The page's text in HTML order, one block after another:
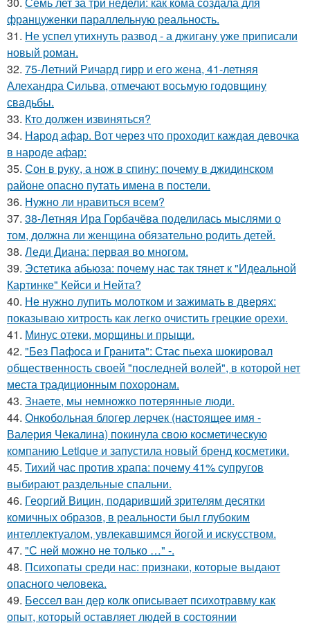
француженки параллельную реальность.
31. Не успел утихнуть развод - а джигану уже приписали
новый роман.
32. 75-Летний Ричард гирр и его жена, 41-летняя
Алехандра Сильва, отмечают восьмую годовщину
свадьбы.
33. Кто должен извиняться?
34. Народ афар. Вот через что проходит каждая девочка
в народе афар:
35. Сон в руку, а нож в спину: почему в джидинском
районе опасно путать имена в постели.
36. Нужно ли нравиться всем?
37. 38-Летняя Ира Горбачёва поделилась мыслями о
том, должна ли женщина обязательно родить детей.
38. Леди Диана: первая во многом.
39. Эстетика абьюза: почему нас так тянет к "Идеальной
Картинке" Кейси и Нейта?
40. Не нужно лупить молотком и зажимать в дверях:
показываю хитрость как легко очистить грецкие орехи.
41. Минус отеки, морщины и прыщи.
42. "Без Пафоса и Гранита": Стас пьеха шокировал
общественность своей "последней волей", в которой нет
места традиционным похоронам.
43. Знаете, мы немножко потерянные люди.
44. Онкобольная блогер лерчек (настоящее имя -
Валерия Чекалина) покинула свою косметическую
компанию Letique и запустила новый бренд косметики.
45. Тихий час против храпа: почему 41% супругов
выбирают раздельные спальни.
46. Георгий Вицин, подаривший зрителям десятки
комичных образов, в реальности был глубоким
интеллектуалом, увлекавшимся йогой и искусством.
47. "С ней можно не только …" -.
48. Психопаты среди нас: признаки, которые выдают
опасного человека.
49. Бессел ван дер колк описывает психотравму как
опыт, который оставляет людей в состоянии